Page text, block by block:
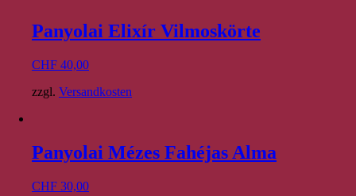
Panyolai Elixír Vilmoskörte
CHF 40,00
zzgl. Versandkosten
Panyolai Mézes Fahéjas Alma
CHF 30,00